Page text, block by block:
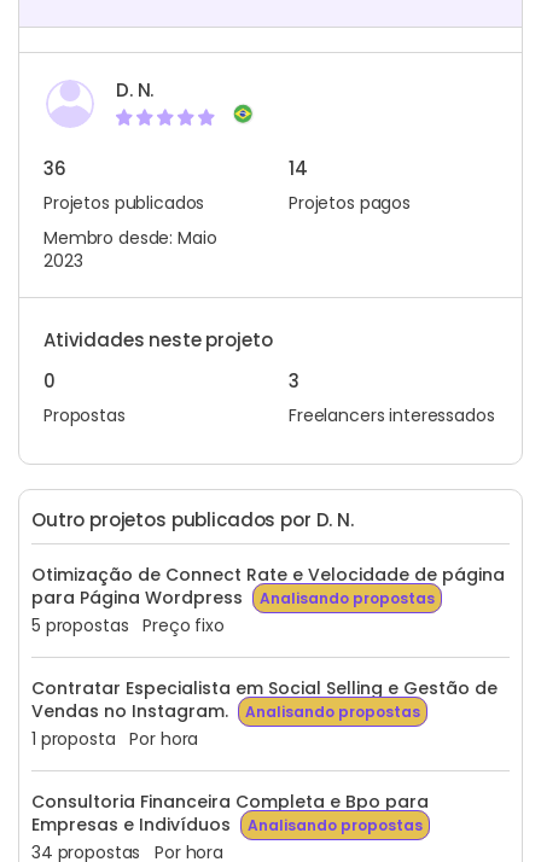
D. N.
36
Projetos publicados
14
Projetos pagos
Membro desde: Maio
2023
Atividades neste projeto
0
Propostas
3
Freelancers interessados
Outro projetos publicados por D. N.
Otimização de Connect Rate e Velocidade de página
para Página Wordpress
Analisando propostas
5 propostas Preço fixo
Contratar Especialista em Social Selling e Gestão de
Vendas no Instagram.
Analisando propostas
1 proposta Por hora
Consultoria Financeira Completa e Bpo para
Empresas e Indivíduos
Analisando propostas
34 propostas Por hora